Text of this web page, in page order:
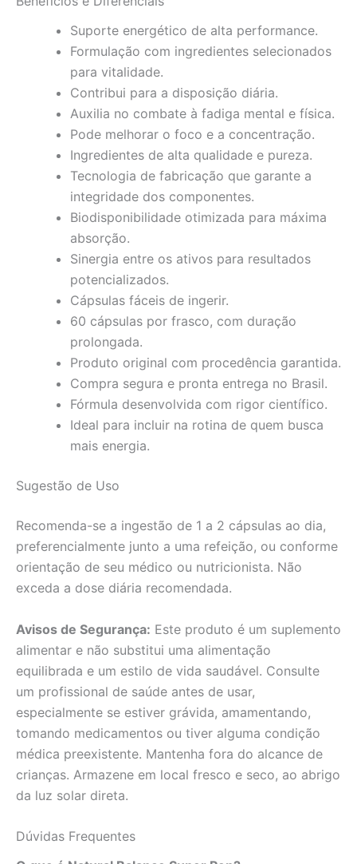
Suporte energético de alta performance.
Formulação com ingredientes selecionados
para vitalidade.
Contribui para a disposição diária.
Auxilia no combate à fadiga mental e física.
Pode melhorar o foco e a concentração.
Ingredientes de alta qualidade e pureza.
Tecnologia de fabricação que garante a
integridade dos componentes.
Biodisponibilidade otimizada para máxima
absorção.
Sinergia entre os ativos para resultados
potencializados.
Cápsulas fáceis de ingerir.
60 cápsulas por frasco, com duração
prolongada.
Produto original com procedência garantida.
Compra segura e pronta entrega no Brasil.
Fórmula desenvolvida com rigor científico.
Ideal para incluir na rotina de quem busca
mais energia.
Sugestão de Uso
Recomenda-se a ingestão de 1 a 2 cápsulas ao dia,
preferencialmente junto a uma refeição, ou conforme
orientação de seu médico ou nutricionista. Não
exceda a dose diária recomendada.
Avisos de Segurança: Este produto é um suplemento
alimentar e não substitui uma alimentação
equilibrada e um estilo de vida saudável. Consulte
um profissional de saúde antes de usar,
especialmente se estiver grávida, amamentando,
tomando medicamentos ou tiver alguma condição
médica preexistente. Mantenha fora do alcance de
crianças. Armazene em local fresco e seco, ao abrigo
da luz solar direta.
Dúvidas Frequentes